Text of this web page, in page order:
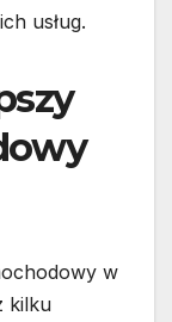
usług.
w
kilku